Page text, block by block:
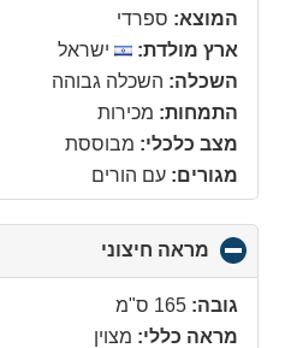
המוצא: ספרדי
ארץ מולדת:
ישראל
השכלה: השכלה גבוהה
התמחות: מכירות
מצב כלכלי: מבוססת
מגורים: עם הורים
מראה חיצוני
to
גובה: 165 ס"מ
מראה כללי: מצוין